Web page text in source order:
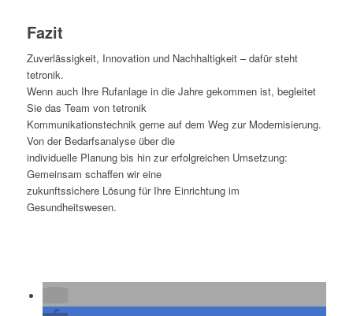
Fazit
Zuverlässigkeit, Innovation und Nachhaltigkeit – dafür steht
tetronik.
Wenn auch Ihre Rufanlage in die Jahre gekommen ist, begleitet
Sie das Team von tetronik
Kommunikationstechnik gerne auf dem Weg zur Modernisierung.
Von der Bedarfsanalyse über die
individuelle Planung bis hin zur erfolgreichen Umsetzung:
Gemeinsam schaffen wir eine
zukunftssichere Lösung für Ihre Einrichtung im
Gesundheitswesen.